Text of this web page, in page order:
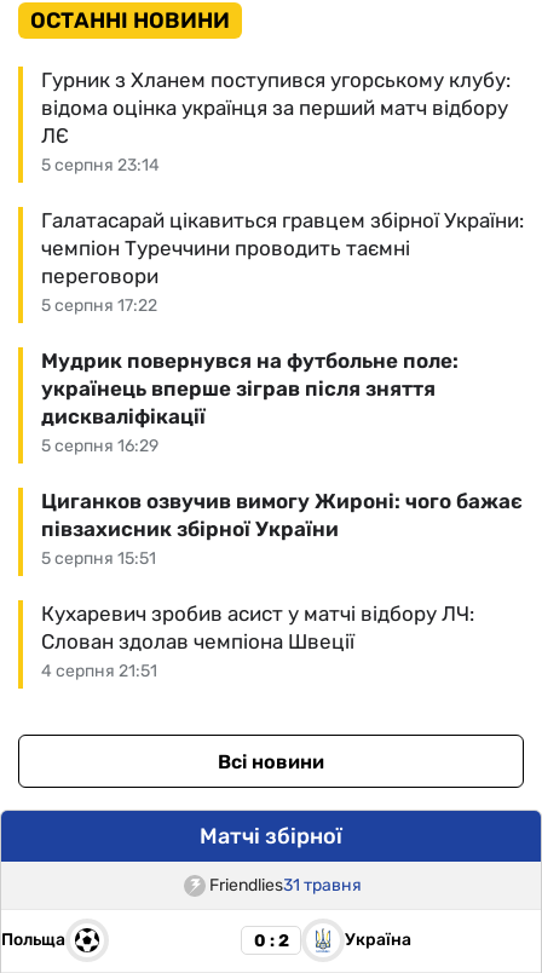
ОСТАННІ НОВИНИ
5 серпня 23:14
Гурник з Хланем поступився угорському клубу:
відома оцінка українця за перший матч відбору
ЛЄ
5 серпня 17:22
Галатасарай цікавиться гравцем збірної України:
чемпіон Туреччини проводить таємні
переговори
5 серпня 16:29
Мудрик повернувся на футбольне поле:
українець вперше зіграв після зняття
дискваліфікації
5 серпня 15:51
Циганков озвучив вимогу Жироні: чого бажає
півзахисник збірної України
4 серпня 21:51
Кухаревич зробив асист у матчі відбору ЛЧ:
Слован здолав чемпіона Швеції
Всі новини
Матчі збірної
Friendlies31 травня
Польща 0 : 2 Україна